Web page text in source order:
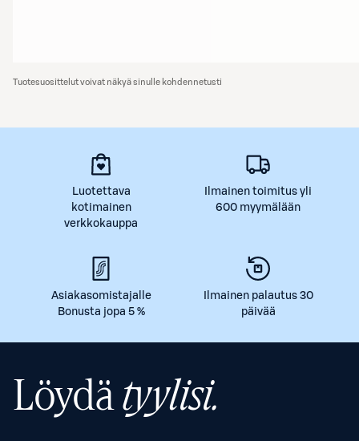
Tuotesuosittelut voivat näkyä sinulle kohdennetusti
Luotettava
kotimainen
verkkokauppa
Ilmainen toimitus yli
600 myymälään
Asiakasomistajalle
Bonusta jopa 5 %
Ilmainen palautus 30
päivää
Löydätyylisi.